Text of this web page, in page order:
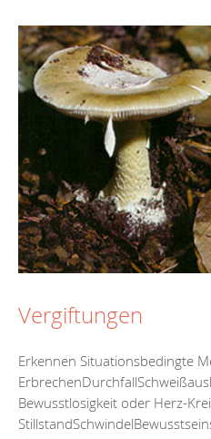
Vergiftungen
Erkennen Situationsbedingte
Bewusstlosigkeit oder Herz-